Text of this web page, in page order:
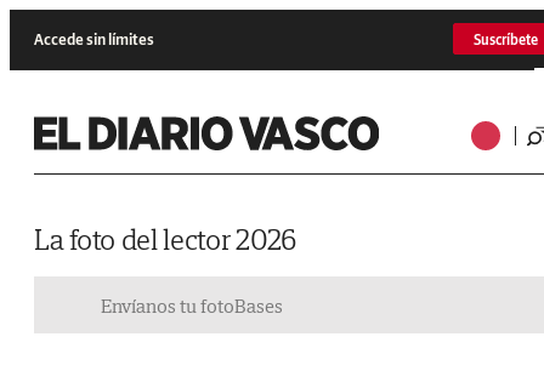
Accede sin límites Suscríbete
La foto del lector 2026
Envíanos tu fotoBases